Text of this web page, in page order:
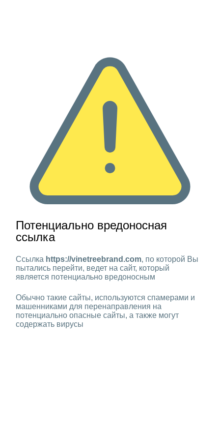
Потенциально вредоносная
ссылка
Ссылка https://vinetreebrand.com, по которой Вы
пытались перейти, ведет на сайт, который
является потенциально вредоносным
Обычно такие сайты, используются спамерами и
машенниками для перенаправления на
потенциально опасные сайты, а также могут
содержать вирусы